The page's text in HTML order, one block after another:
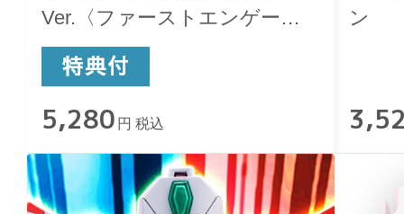
Ver.〈ファーストエンゲージ
Ver.〉
5,280 円 税込
ン